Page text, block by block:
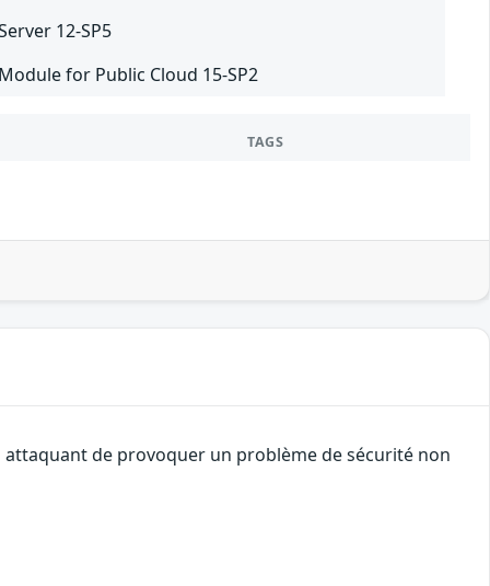
12-SP5
for Public Cloud 15-SP2
TAGS
attaquant de provoquer un problème de sécurité non